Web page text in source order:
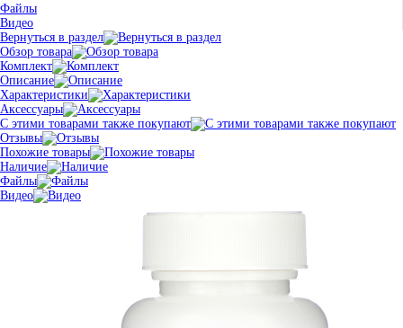
Файлы
Видео
Вернуться в раздел
Обзор товара
Комплект
Описание
Характеристики
Аксессуары
С этими товарами также покупают
Отзывы
Похожие товары
Наличие
Файлы
Видео